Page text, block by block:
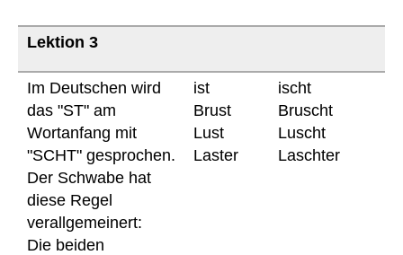
Lektion 3
Im Deutschen wird
das "ST" am
Wortanfang mit
"SCHT" gesprochen.
Der Schwabe hat
diese Regel
verallgemeinert:
Die beiden
ist
Brust
Lust
Laster
ischt
Bruscht
Luscht
Laschter